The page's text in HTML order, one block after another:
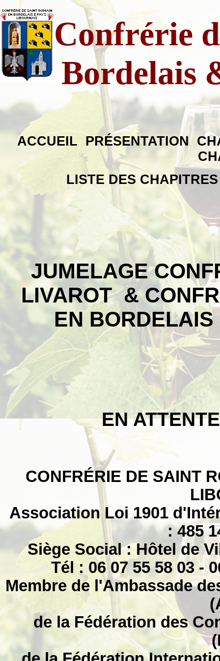
Confrérie
Bordelais
ACCUEIL PRÉSENTATION
LISTE DES
JUMELAGE
LIVAROT &
EN
EN
CONFRÉRIE DE SAINT
Association Loi 1901
: 485
Siège Social : Hôtel de
Tél : 06 07 55 58 03 -
Membre de l'Ambassade
de la Fédération des